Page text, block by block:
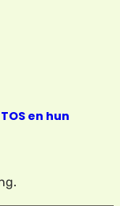
en hun